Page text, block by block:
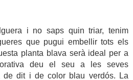
i no saps quin triar, tenim
que pugui embellir tots els
planta blava serà ideal per a
deu el seu a les seves
de dit i de color blau verdós. La